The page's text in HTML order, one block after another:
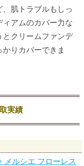
肌トラブルもしっ
アムのカバー力な
とクリームファンデ
りカバーできま
実績
メルシエ フローレス